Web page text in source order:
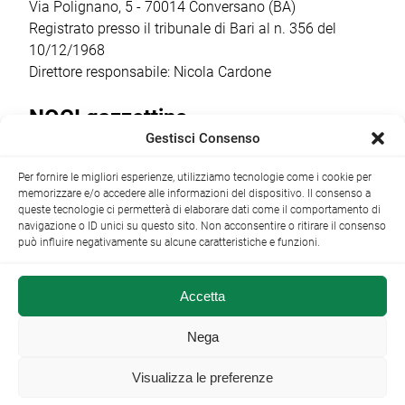
regista,
sceneggiatrice […]
Via Polignano, 5 - 70014 Conversano (BA)
Registrato presso il tribunale di Bari al n. 356 del
10/12/1968
Direttore responsabile: Nicola Cardone
NOCI gazzettino
+39 080 4979274|info@nocigazzettino.it Contatti|
Archivio
NOCI gazzettino.it ©2014 •
Gestisci Consenso
Per fornire le migliori esperienze, utilizziamo tecnologie come i cookie per
memorizzare e/o accedere alle informazioni del dispositivo. Il consenso a
queste tecnologie ci permetterà di elaborare dati come il comportamento di
navigazione o ID unici su questo sito. Non acconsentire o ritirare il consenso
può influire negativamente su alcune caratteristiche e funzioni.
Accetta
Nega
Visualizza le preferenze